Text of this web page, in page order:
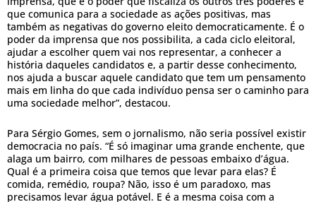
que comunica para a sociedade as ações positivas, mas
também as negativas do governo eleito democraticamente. É o
poder da imprensa que nos possibilita, a cada ciclo eleitoral,
ajudar a escolher quem vai nos representar, a conhecer a
história daqueles candidatos e, a partir desse conhecimento,
nos ajuda a buscar aquele candidato que tem um pensamento
mais em linha do que cada indivíduo pensa ser o caminho para
uma sociedade melhor”, destacou.
Para Sérgio Gomes, sem o jornalismo, não seria possível existir
democracia no país. “É só imaginar uma grande enchente, que
alaga um bairro, com milhares de pessoas embaixo d’água.
Qual é a primeira coisa que temos que levar para elas? É
comida, remédio, roupa? Não, isso é um paradoxo, mas
precisamos levar água potável. E é a mesma coisa com a